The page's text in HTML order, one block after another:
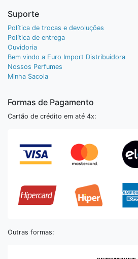
Suporte
Política de trocas e devoluções
Política de entrega
Ouvidoria
Bem vindo a Euro Import Distribuidora
Nossos Perfumes
Minha Sacola
Formas de Pagamento
Cartão de crédito em até 4x:
Outras formas: